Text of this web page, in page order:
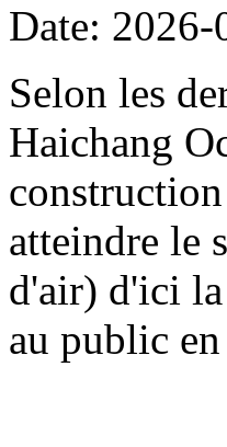
Date: 2026-
Selon les
Haichang
atteindre le
d'air) d'ici
au public